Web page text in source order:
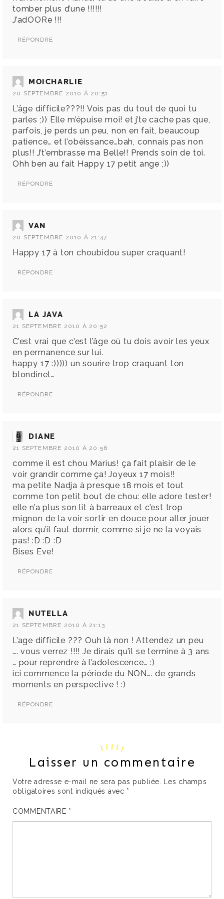
tomber plus d’une !!!!!!
J’adOORe !!!
RÉPONDRE
MOICHARLIE
20 SEPTEMBRE 2010 À 20:51
L’âge difficile???!! Vois pas du tout de quoi tu
parles ;)) Elle m’épuise moi! et j’te cache pas que,
parfois, je perds un peu, non en fait, beaucoup
patience… et l’obéissance…bah, connais pas non
plus!! J’t’embrasse ma Belle!! Prends soin de toi.
Ohh ben au fait Happy 17 petit ange ;))
RÉPONDRE
VAN
20 SEPTEMBRE 2010 À 21:47
Happy 17 à ton choubidou super craquant!
RÉPONDRE
LA JAVA
21 SEPTEMBRE 2010 À 20:52
C’est vrai que c’est l’âge où tu dois avoir les yeux
en permanence sur lui.
happy 17 :))))) un sourire trop craquant ton
blondinet…
RÉPONDRE
DIANE
21 SEPTEMBRE 2010 À 20:56
comme il est chou Marius! ça fait plaisir de le
voir grandir comme ça! Joyeux 17 mois!!
ma petite Nadja à presque 18 mois et tout
comme ton petit bout de chou: elle adore tester!
elle n’a plus son lit à barreaux et c’est trop
mignon de la voir sortir en douce pour aller jouer
alors qu’il faut dormir, comme si je ne la voyais
pas! :D :D :D
Bises Eve!
RÉPONDRE
NUTELLA
21 SEPTEMBRE 2010 À 21:13
L’age difficile ??? Ouh là non ! Attendez un peu
…. vous verrez !!!! Je dirais qu’il se termine à 3 ans
… pour reprendre à l’adolescence… :)
ici commence la période du NON…. de grands
moments en perspective ! :)
RÉPONDRE
Laisser un commentaire
Votre adresse e-mail ne sera pas publiée. Les champs
obligatoires sont indiqués avec *
COMMENTAIRE *